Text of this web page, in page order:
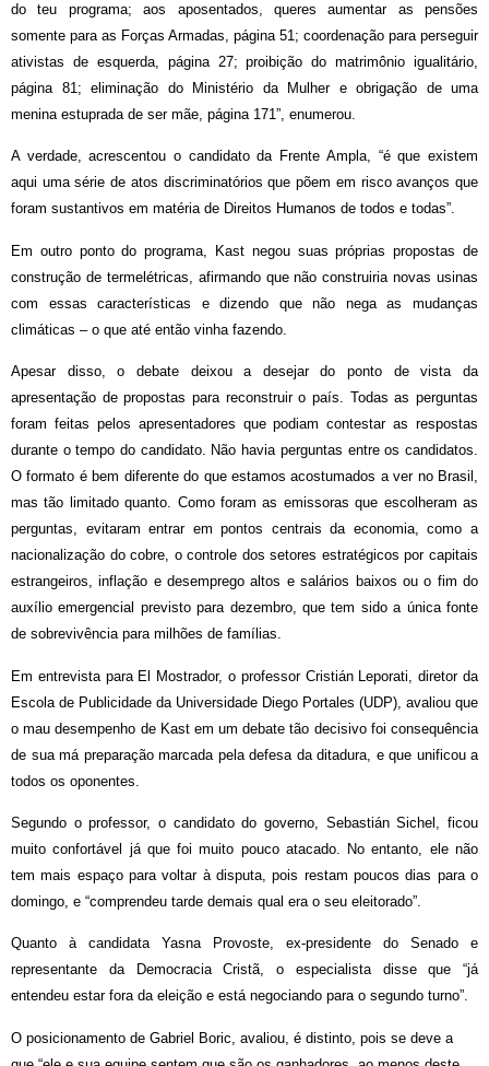
do teu programa; aos aposentados, queres aumentar as pensões
somente para as Forças Armadas, página 51; coordenação para perseguir
ativistas de esquerda, página 27; proibição do matrimônio igualitário,
página 81; eliminação do Ministério da Mulher e obrigação de uma
menina estuprada de ser mãe, página 171”, enumerou.
A verdade, acrescentou o candidato da Frente Ampla, “é que existem
aqui uma série de atos discriminatórios que põem em risco avanços que
foram sustantivos em matéria de Direitos Humanos de todos e todas”.
Em outro ponto do programa, Kast negou suas próprias propostas de
construção de termelétricas, afirmando que não construiria novas usinas
com essas características e dizendo que não nega as mudanças
climáticas – o que até então vinha fazendo.
Apesar disso, o debate deixou a desejar do ponto de vista da
apresentação de propostas para reconstruir o país. Todas as perguntas
foram feitas pelos apresentadores que podiam contestar as respostas
durante o tempo do candidato. Não havia perguntas entre os candidatos.
O formato é bem diferente do que estamos acostumados a ver no Brasil,
mas tão limitado quanto. Como foram as emissoras que escolheram as
perguntas, evitaram entrar em pontos centrais da economia, como a
nacionalização do cobre, o controle dos setores estratégicos por capitais
estrangeiros, inflação e desemprego altos e salários baixos ou o fim do
auxílio emergencial previsto para dezembro, que tem sido a única fonte
de sobrevivência para milhões de famílias.
Em entrevista para El Mostrador, o professor Cristián Leporati, diretor da
Escola de Publicidade da Universidade Diego Portales (UDP), avaliou que
o mau desempenho de Kast em um debate tão decisivo foi consequência
de sua má preparação marcada pela defesa da ditadura, e que unificou a
todos os oponentes.
Segundo o professor, o candidato do governo, Sebastián Sichel, ficou
muito confortável já que foi muito pouco atacado. No entanto, ele não
tem mais espaço para voltar à disputa, pois restam poucos dias para o
domingo, e “comprendeu tarde demais qual era o seu eleitorado”.
Quanto à candidata Yasna Provoste, ex-presidente do Senado e
representante da Democracia Cristã, o especialista disse que “já
entendeu estar fora da eleição e está negociando para o segundo turno”.
O posicionamento de Gabriel Boric, avaliou, é distinto, pois se deve a